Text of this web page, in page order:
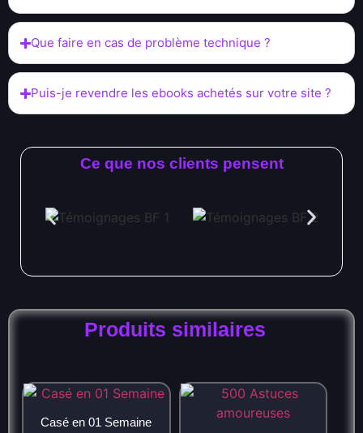
Que faire en cas de problème technique ?
Puis-je revendre les ebooks achetés sur votre site ?
Ce que nos clients pensent
Produits similaires
Casé en 01 Semaine